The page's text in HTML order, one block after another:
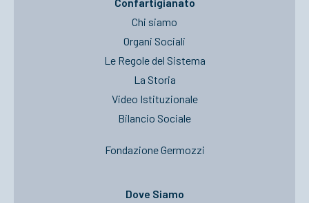
Chi siamo
Organi Sociali
Le Regole del Sistema
La Storia
Video Istituzionale
Bilancio Sociale
Fondazione Germozzi
Dove Siamo